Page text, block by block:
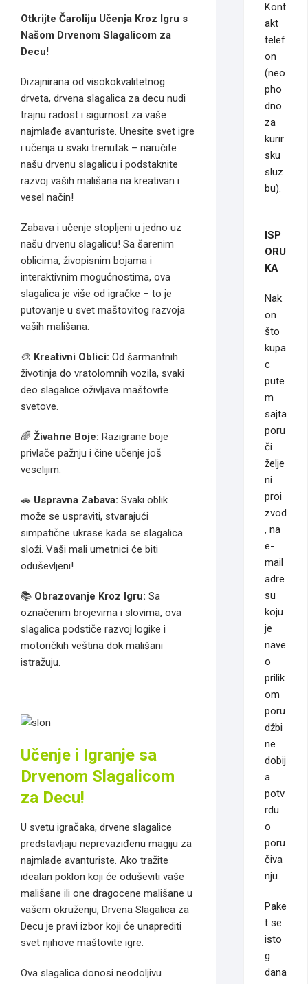
Otkrijte Čaroliju Učenja Kroz Igru s
Našom Drvenom Slagalicom za
Decu!
Dizajnirana od visokokvalitetnog
drveta, drvena slagalica za decu nudi
trajnu radost i sigurnost za vaše
najmlađe avanturiste. Unesite svet igre
i učenja u svaki trenutak – naručite
našu drvenu slagalicu i podstaknite
razvoj vaših mališana na kreativan i
vesel način!
Zabava i učenje stopljeni u jedno uz
našu drvenu slagalicu! Sa šarenim
oblicima, živopisnim bojama i
interaktivnim mogućnostima, ova
slagalica je više od igračke – to je
putovanje u svet maštovitog razvoja
vaših mališana.
🎨 Kreativni Oblici: Od šarmantnih
životinja do vratolomnih vozila, svaki
deo slagalice oživljava maštovite
svetove.
🌈 Živahne Boje: Razigrane boje
privlače pažnju i čine učenje još
veselijim.
🚗 Uspravna Zabava: Svaki oblik
može se uspraviti, stvarajući
simpatične ukrase kada se slagalica
složi. Vaši mali umetnici će biti
oduševljeni!
📚 Obrazovanje Kroz Igru: Sa
označenim brojevima i slovima, ova
slagalica podstiče razvoj logike i
motoričkih veština dok mališani
istražuju.
Učenje i Igranje sa
Drvenom Slagalicom
za Decu!
U svetu igračaka, drvene slagalice
predstavljaju neprevaziđenu magiju za
najmlađe avanturiste. Ako tražite
idealan poklon koji će oduševiti vaše
mališane ili one dragocene mališane u
vašem okruženju, Drvena Slagalica za
Decu je pravi izbor koji će unaprediti
svet njihove maštovite igre.
Ova slagalica donosi neodoljivu
Kont
akt
telef
on
(neo
pho
dno
za
kurir
sku
sluz
bu).
ISP
ORU
KA
Nak
on
što
kupa
c
pute
m
sajta
poru
či
želje
ni
proi
zvod
, na
e-
mail
adre
su
koju
je
nave
o
prilik
om
poru
džbi
ne
dobij
a
potv
rdu
o
poru
čiva
nju.
Pake
t se
isto
g
dana